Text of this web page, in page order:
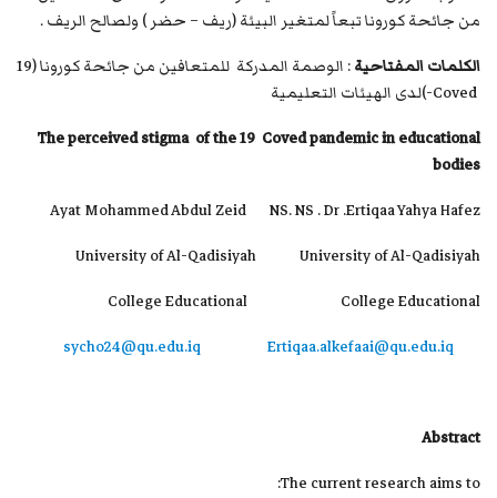
من جائحة كورونا تبعاً لمتغير البيئة (ريف – حضر ) ولصالح الريف .
الكلمات المفتاحية
: الوصمة المدركة للمتعافين من جائحة كورونا (19
The perceived stigma of the 19 Coved pandemic in educational
bodies
Ayat Mohammed Abdul Zeid NS. NS . Dr .Ertiqaa Yahya Hafez
University of Al-Qadisiyah University of Al-Qadisiyah
College Educational College Educational
Ertiqaa.alkefaai@qu.edu.iq
Abstract
The current research aims to: